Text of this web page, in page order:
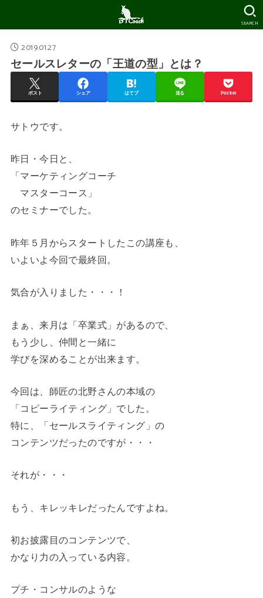
SEARCH
2019.01.27
セールスレターの「王道の型」とは？
ポスト シェア はてブ 送る Pocket
サトウです。
昨日・今日と、
「マーケティングコーチ
マスターコース」
のセミナーでした。
昨年５月からスタートしたこの講座も、
いよいよ今回で最終回。
気合が入りました・・・！
まぁ、来月は「卒業式」があるので、
もう少し、仲間と一緒に
学びを深めることが出来ます。
今回は、師匠の北野さんの本域の
「コピーライティング」でした。
特に、「セールスライティング」の
コンテンツだったのですが・・・
それが・・・
もう、キレッキレだったんですよね。
初お披露目のコンテンツで、
かなり力の入っている内容。
プチ・コンサルのような